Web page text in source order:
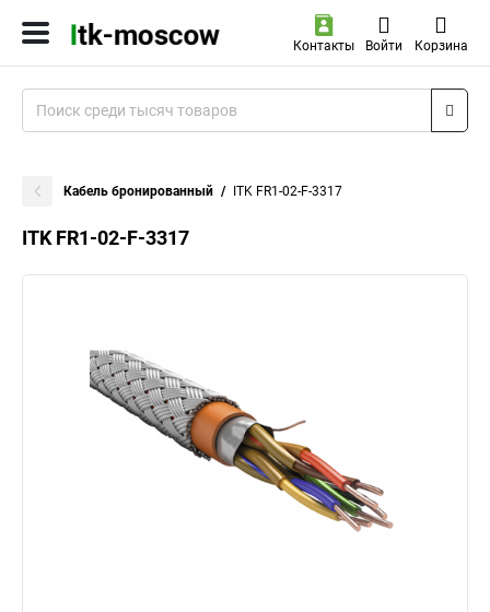
Контакты Войти Корзина
Кабель бронированный ITK FR1-02-F-3317
ITK FR1-02-F-3317